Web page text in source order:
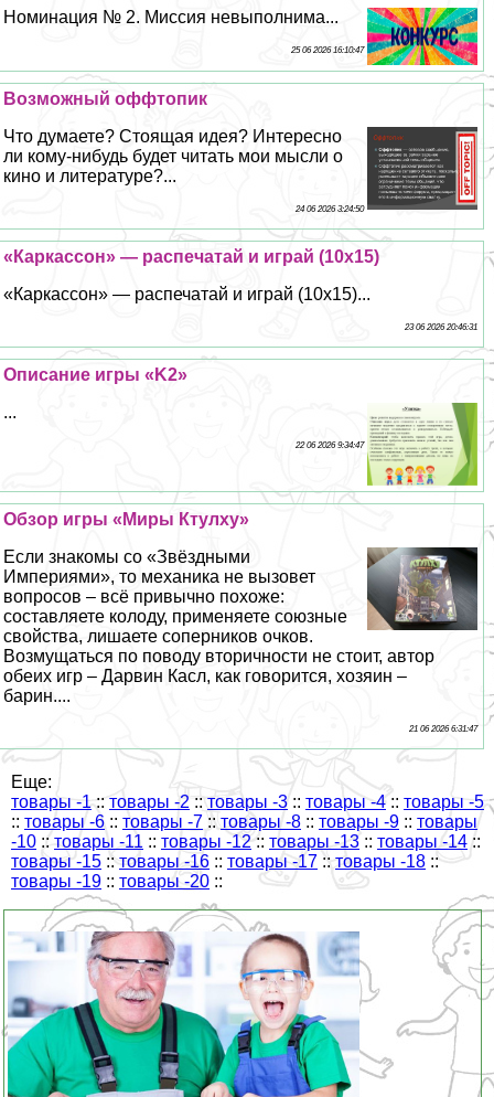
Номинация № 2. Миссия невыполнима...
25 06 2026 16:10:47
Возможный оффтопик
Что думаете? Стоящая идея? Интересно
ли кому-нибудь будет читать мои мысли о
кино и литературе?...
24 06 2026 3:24:50
«Каркассон» — распечатай и играй (10х15)
«Каркассон» — распечатай и играй (10х15)...
23 06 2026 20:46:31
Описание игры «K2»
...
22 06 2026 9:34:47
Обзор игры «Миры Ктулху»
Если знакомы со «Звёздными
Империями», то механика не вызовет
вопросов – всё привычно похоже:
составляете колоду, применяете союзные
свойства, лишаете соперников очков.
Возмущаться по поводу вторичности не стоит, автор
обеих игр – Дарвин Касл, как говорится, хозяин –
барин....
21 06 2026 6:31:47
Еще:
товары -1 :: товары -2 ::товары -3:: товары -4 :: товары -5
:: товары -6 :: товары -7 :: товары -8 :: товары -9 :: товары
-10 :: товары -11 :: товары -12 :: товары -13 :: товары -14 ::
товары -15 ::товары -16 :: товары -17 :: товары -18 ::
товары -19 :: товары -20 ::